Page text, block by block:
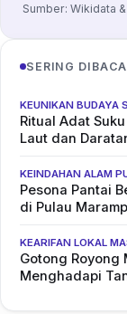
Sumber: Wikidata
SERING DIBACA
KEUNIKAN BUDAYA
Ritual Adat
Laut dan
KEINDAHAN ALAM
Pesona Pantai
di Pulau
KEARIFAN LOKAL
Gotong Royong
Menghadapi